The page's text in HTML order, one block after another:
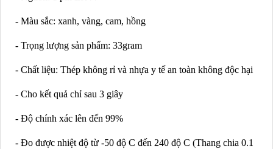
- Màu sắc: xanh, vàng, cam, hồng
- Trọng lượng sản phẩm: 33gram
- Chất liệu: Thép không rỉ và nhựa y tế an toàn không độc hại
- Cho kết quả chỉ sau 3 giây
- Độ chính xác lên đến 99%
- Đo được nhiệt độ từ -50 độ C đến 240 độ C (Thang chia 0.1